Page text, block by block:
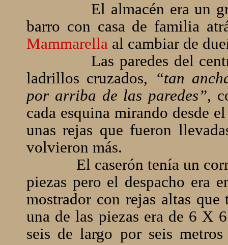
El almacén era un
barro con casa de familia
Mammarella al cambiar de
Las paredes del
ladrillos cruzados,
“tan
por arriba de las paredes”,
cada esquina mirando desde
unas rejas que fueron
volvieron más.
El caserón tenía un
piezas pero el despacho era
mostrador con rejas altas que
una de las piezas era de 6 X
seis de largo por seis